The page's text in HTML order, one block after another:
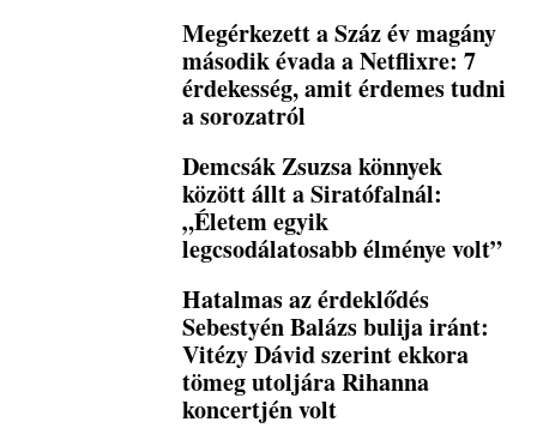
Megérkezett a Száz év magány
második évada a Netflixre: 7
érdekesség, amit érdemes tudni
a sorozatról
Demcsák Zsuzsa könnyek
között állt a Siratófalnál:
„Életem egyik
legcsodálatosabb élménye volt”
Hatalmas az érdeklődés
Sebestyén Balázs bulija iránt:
Vitézy Dávid szerint ekkora
tömeg utoljára Rihanna
koncertjén volt